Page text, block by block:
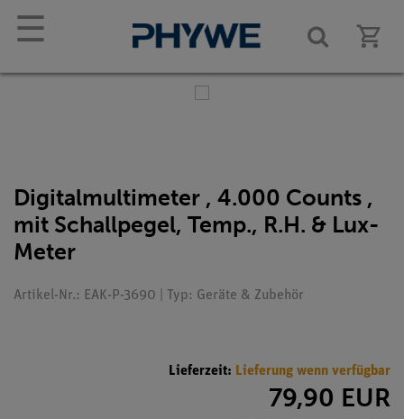
☰
Digitalmultimeter , 4.000 Counts ,
mit Schallpegel, Temp., R.H. & Lux-
Meter
Artikel-Nr.: EAK-P-3690 | Typ: Geräte & Zubehör
Lieferzeit: Lieferung wenn verfügbar
79,90 EUR